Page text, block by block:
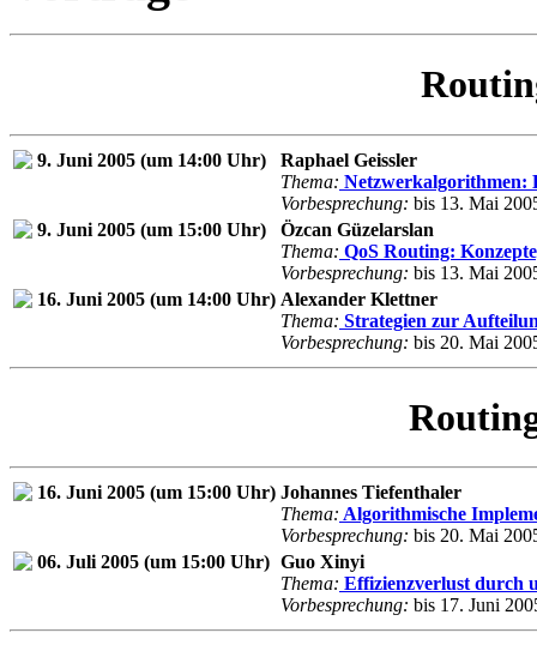
9. Juni 2005 (um 14:00 Uhr)
Raphael Geissler
Thema: Netzwerkalgorithmen:
Vorbesprechung: bis 13. Mai
9. Juni 2005 (um 15:00 Uhr)
Özcan Güzelarslan
Thema: QoS Routing:
Vorbesprechung: bis 13. Mai
16. Juni 2005 (um 14:00 Uhr) Alexander Klettner
Thema: Strategien zur
Vorbesprechung: bis 20. Mai
16. Juni 2005 (um 15:00 Uhr) Johannes Tiefenthaler
Thema: Algorithmische
Vorbesprechung: bis 20. Mai
06. Juli 2005 (um 15:00 Uhr) Guo Xinyi
Thema: Effizienzverlust durch
Vorbesprechung: bis 17. Juni